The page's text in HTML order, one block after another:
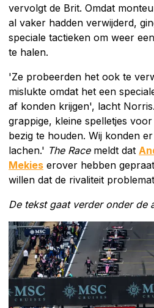
vervolgt de Brit. Omdat
al vaker hadden verwijderd,
speciale tactieken om weer
te halen.
'Ze probeerden het ook te
mislukte omdat het een
af konden krijgen', lacht
grappige, kleine spelletjes
bezig te houden. Wij konden
lachen.' The Racemeldt dat
Mekies erover hebben
willen dat de rivaliteit
De tekst gaat verder onder de